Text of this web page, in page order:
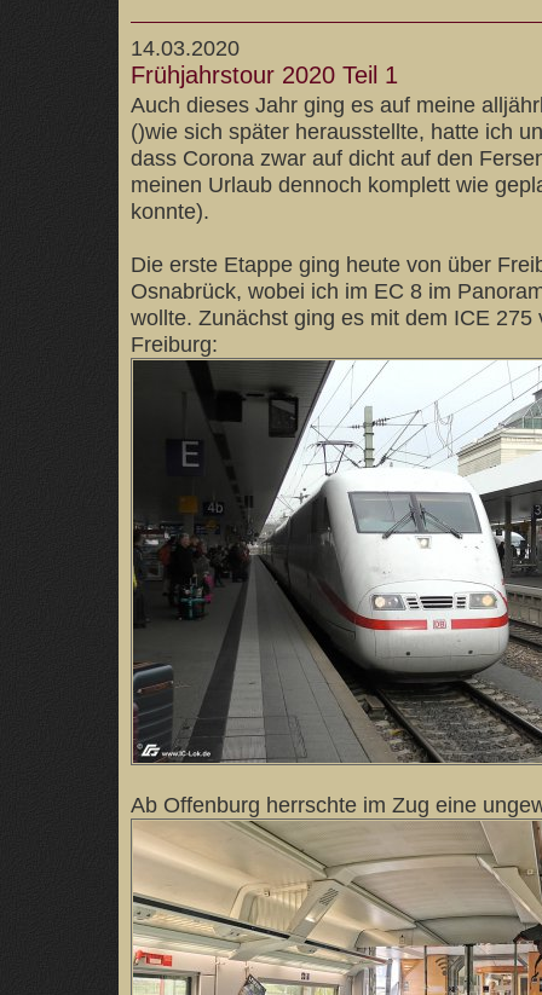
14.03.2020
Frühjahrstour 2020 Teil 1
Auch dieses Jahr ging es auf meine
()wie sich später herausstellte, hatte ich
dass Corona zwar auf dicht auf den
meinen Urlaub dennoch komplett wie
konnte).
Die erste Etappe ging heute von über
Osnabrück, wobei ich im EC 8 im
wollte. Zunächst ging es mit dem ICE 275
Freiburg:
Ab Offenburg herrschte im Zug eine